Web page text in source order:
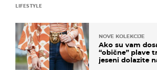
LIFESTYLE
NOVE KOLEKCIJE
Ako su vam
“obične” plave
jeseni dolazite